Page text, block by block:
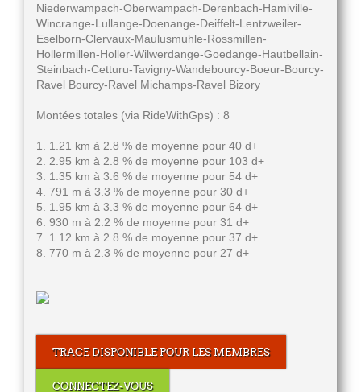
Niederwampach-Oberwampach-Derenbach-Hamiville-
Wincrange-Lullange-Doenange-Deiffelt-Lentzweiler-
Eselborn-Clervaux-Maulusmuhle-Rossmillen-
Hollermillen-Holler-Wilwerdange-Goedange-Hautbellain-
Steinbach-Cetturu-Tavigny-Wandebourcy-Boeur-Bourcy-
Ravel Bourcy-Ravel Michamps-Ravel Bizory
Montées totales (via RideWithGps) : 8
1. 1.21 km à 2.8 % de moyenne pour 40 d+
2. 2.95 km à 2.8 % de moyenne pour 103 d+
3. 1.35 km à 3.6 % de moyenne pour 54 d+
4. 791 m à 3.3 % de moyenne pour 30 d+
5. 1.95 km à 3.3 % de moyenne pour 64 d+
6. 930 m à 2.2 % de moyenne pour 31 d+
7. 1.12 km à 2.8 % de moyenne pour 37 d+
8. 770 m à 2.3 % de moyenne pour 27 d+
TRACE DISPONIBLE POUR LES MEMBRES
CONNECTEZ-VOUS